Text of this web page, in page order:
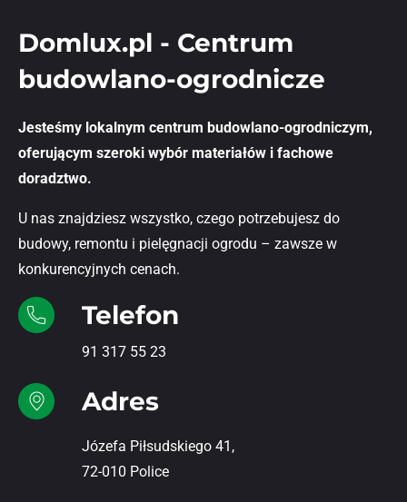
Domlux.pl - Centrum
budowlano-ogrodnicze
Jesteśmy lokalnym centrum budowlano-ogrodniczym,
oferującym szeroki wybór materiałów i fachowe
doradztwo.
U nas znajdziesz wszystko, czego potrzebujesz do
budowy, remontu i pielęgnacji ogrodu – zawsze w
konkurencyjnych cenach.
Telefon
91 317 55 23
Adres
Józefa Piłsudskiego 41,
72-010 Police